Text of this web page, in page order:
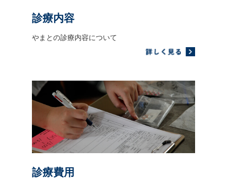
診療内容
やまとの診療内容について
診療費用